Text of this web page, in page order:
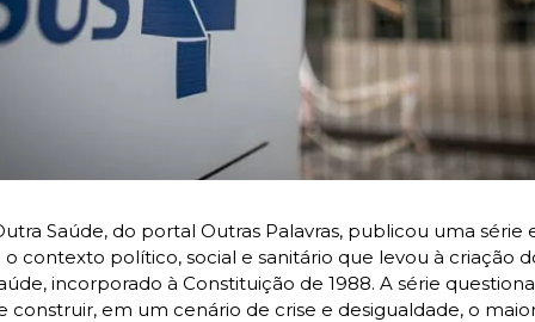
Saúde, do portal Outras Palavras, publicou uma série
o contexto político, social e sanitário que levou à criação
incorporado à Constituição de 1988. A série
construir, em um cenário de crise e desigualdade, o